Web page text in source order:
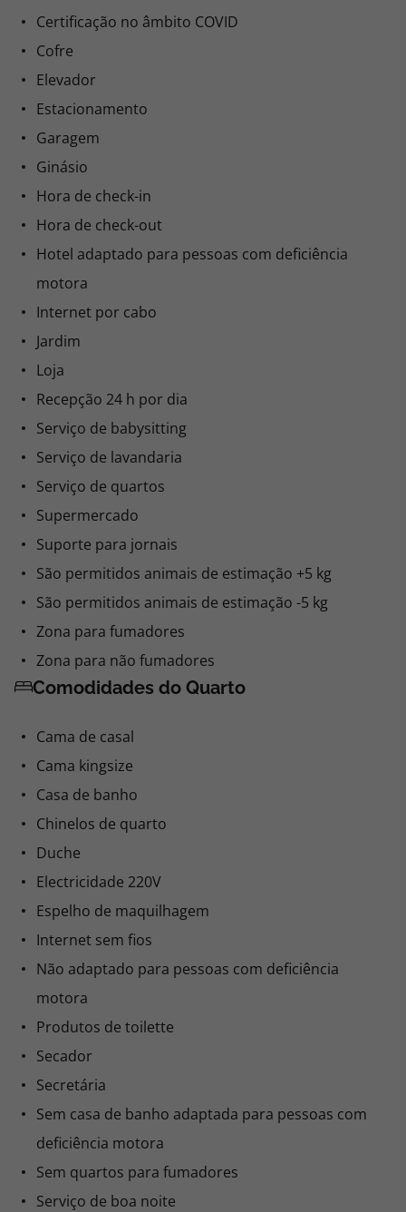
Certificação no âmbito COVID
Cofre
Elevador
Estacionamento
Garagem
Ginásio
Hora de check-in
Hora de check-out
Hotel adaptado para pessoas com deficiência
motora
Internet por cabo
Jardim
Loja
Recepção 24 h por dia
Serviço de babysitting
Serviço de lavandaria
Serviço de quartos
Supermercado
Suporte para jornais
São permitidos animais de estimação +5 kg
São permitidos animais de estimação -5 kg
Zona para fumadores
Zona para não fumadores
Comodidades do Quarto
Cama de casal
Cama kingsize
Casa de banho
Chinelos de quarto
Duche
Electricidade 220V
Espelho de maquilhagem
Internet sem fios
Não adaptado para pessoas com deficiência
motora
Produtos de toilette
Secador
Secretária
Sem casa de banho adaptada para pessoas com
deficiência motora
Sem quartos para fumadores
Serviço de boa noite